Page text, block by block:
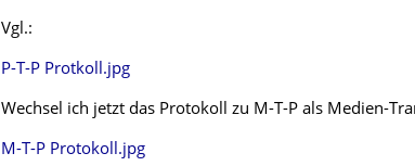
Vgl.:
P-T-P Protkoll.jpg
Wechsel ich jetzt das Protokoll zu M-T-P als Medien-
M-T-P Protokoll.jpg